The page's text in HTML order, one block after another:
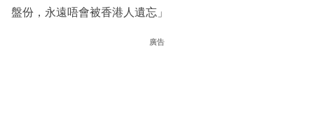
盤份，永遠唔會被香港人遺忘」
廣告